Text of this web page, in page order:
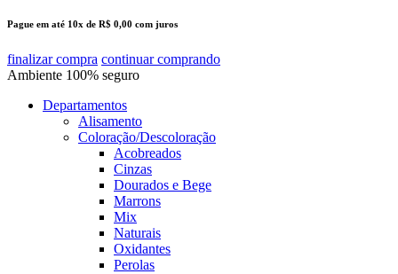
Pague em até 10x de R$ 0,00 com juros
finalizar compra continuar comprando
Ambiente 100% seguro
Departamentos
Alisamento
Coloração/Descoloração
Acobreados
Cinzas
Dourados e Bege
Marrons
Mix
Naturais
Oxidantes
Perolas